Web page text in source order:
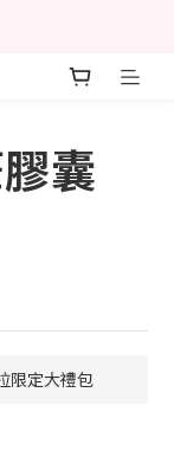
囊
限定大禮包